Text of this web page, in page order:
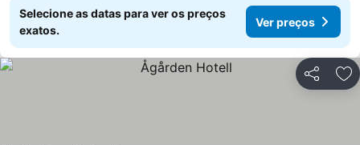
Selecione as datas para ver os preços
exatos.
Ver preços
Partilhar